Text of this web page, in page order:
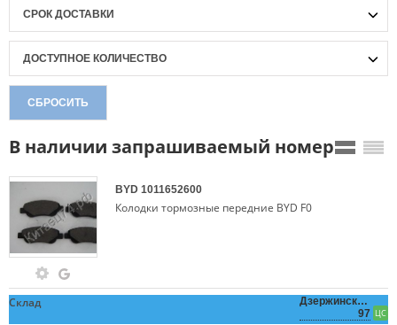
СРОК ДОСТАВКИ
ДОСТУПНОЕ КОЛИЧЕСТВО
СБРОСИТЬ
В наличии запрашиваемый номер
BYD 1011652600
Колодки тормозные передние BYD F0
Склад
Дзержинского,
97 ЦС